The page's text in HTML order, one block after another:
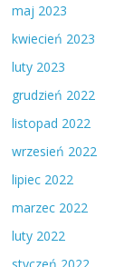
maj 2023
kwiecień 2023
luty 2023
grudzień 2022
listopad 2022
wrzesień 2022
lipiec 2022
marzec 2022
luty 2022
styczeń 2022